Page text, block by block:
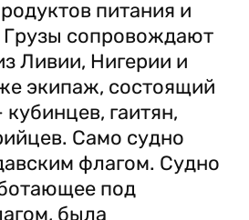
питания и
сопровождают
Ливии, Нигерии и
экипаж, состоящий
гаитян,
Само судно
флагом. Судно
под
была